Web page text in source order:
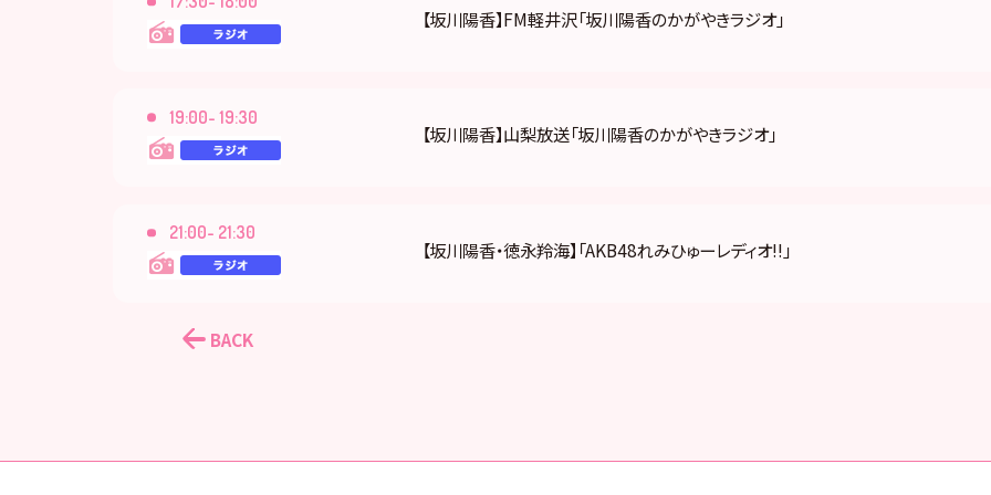
【坂川陽香】FM軽井沢「坂川陽香のかがやきラジオ」
19:00- 19:30
【坂川陽香】山梨放送「坂川陽香のかがやきラジオ」
21:00- 21:30
【坂川陽香・徳永羚海】「AKB48れみひゅーレディオ!!」
BACK